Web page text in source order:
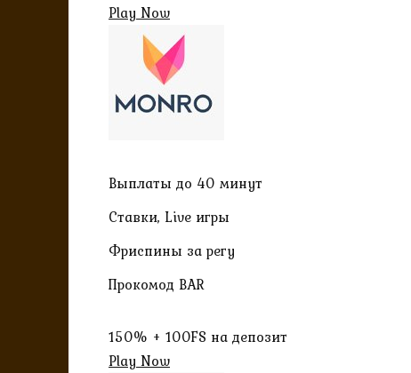
Play Now
Выплаты до 40 минут
Ставки, Live игры
Фриспины за регу
Прокомод BAR
150% + 100FS на депозит
Play Now